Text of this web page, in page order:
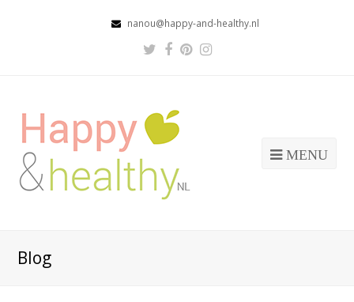
nanou@happy-and-healthy.nl
Twitter
Facebook
Pinterest
Instagram
MENU
Blog